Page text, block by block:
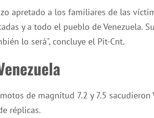
apretado a los familiares de las
y a todo el pueblo de Venezuela.
lo será", concluye el Pit-Cnt.
de magnitud 7.2 y 7.5 sacudieron
réplicas.